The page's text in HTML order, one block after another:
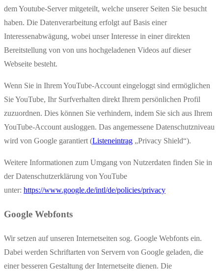
dem Youtube-Server mitgeteilt, welche unserer Seiten Sie besucht
haben. Die Datenverarbeitung erfolgt auf Basis einer
Interessenabwägung, wobei unser Interesse in einer direkten
Bereitstellung von von uns hochgeladenen Videos auf dieser
Webseite besteht.
Wenn Sie in Ihrem YouTube-Account eingeloggt sind ermöglichen
Sie YouTube, Ihr Surfverhalten direkt Ihrem persönlichen Profil
zuzuordnen. Dies können Sie verhindern, indem Sie sich aus Ihrem
YouTube-Account ausloggen. Das angemessene Datenschutzniveau
wird von Google garantiert (Listeneintrag „Privacy Shield“).
Weitere Informationen zum Umgang von Nutzerdaten finden Sie in
der Datenschutzerklärung von YouTube
unter: https://www.google.de/intl/de/policies/privacy
Google Webfonts
Wir setzen auf unseren Internetseiten sog. Google Webfonts ein.
Dabei werden Schriftarten von Servern von Google geladen, die
einer besseren Gestaltung der Internetseite dienen. Die